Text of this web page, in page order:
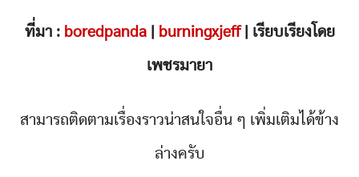
ที่มา : boredpanda| burningxjeff| เรียบเรียงโดย
เพชรมายา
สามารถติดตามเรื่องราวน่าสนใจอื่น ๆ เพิ่มเติมได้ข้าง
ล่างครับ